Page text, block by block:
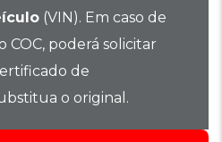
(VIN). Em caso de
poderá solicitar
de
o original.